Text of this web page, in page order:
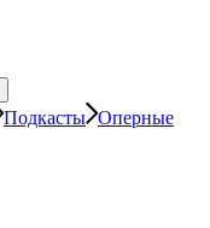
Подкасты Оперные